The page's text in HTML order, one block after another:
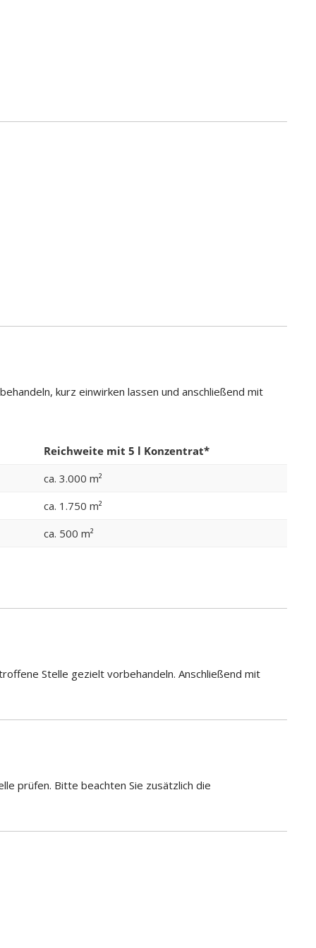
kurz einwirken lassen und anschließend mit
Reichweite mit 5 l Konzentrat*
ca. 3.000 m²
ca. 1.750 m²
ca. 500 m²
Stelle gezielt vorbehandeln. Anschließend mit
prüfen. Bitte beachten Sie zusätzlich die